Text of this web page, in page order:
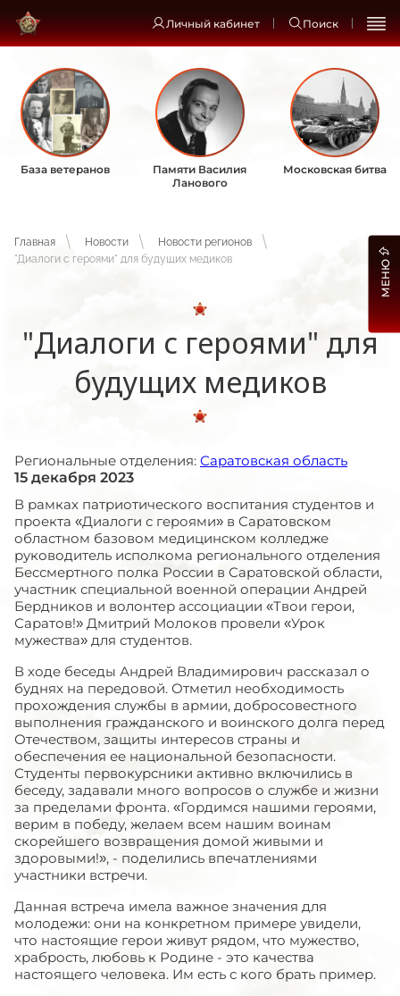
Личный кабинет Поиск
База ветеранов
Памяти Василия
Ланового
Московская битва
Главная Новости
Новости регионов
"Диалоги с героями" для будущих медиков
"Диалоги с героями" для
будущих медиков
Региональные отделения: Саратовская область
15 декабря 2023
В рамках патриотического воспитания студентов и
проекта «Диалоги с героями» в Саратовском
областном базовом медицинском колледже
руководитель исполкома регионального отделения
Бессмертного полка России в Саратовской области,
участник специальной военной операции Андрей
Бердников и волонтер ассоциации «Твои герои,
Саратов!» Дмитрий Молоков провели «Урок
мужества» для студентов.
В ходе беседы Андрей Владимирович рассказал о
буднях на передовой. Отметил необходимость
прохождения службы в армии, добросовестного
выполнения гражданского и воинского долга перед
Отечеством, защиты интересов страны и
обеспечения ее национальной безопасности.
Студенты первокурсники активно включились в
беседу, задавали много вопросов о службе и жизни
за пределами фронта. «Гордимся нашими героями,
верим в победу, желаем всем нашим воинам
скорейшего возвращения домой живыми и
здоровыми!», - поделились впечатлениями
участники встречи.
Данная встреча имела важное значения для
молодежи: они на конкретном примере увидели,
что настоящие герои живут рядом, что мужество,
храбрость, любовь к Родине - это качества
настоящего человека. Им есть с кого брать пример.
МЕНЮ